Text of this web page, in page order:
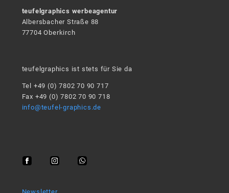
teufelgraphics werbeagentur
Albersbacher Straße 88
77704 Oberkirch
teufelgraphics ist stets für Sie da
Tel +49 (0) 7802 70 90 717
Fax +49 (0) 7802 70 90 718
info@teufel-graphics.de